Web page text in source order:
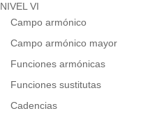
NIVEL VI
Campo armónico
Campo armónico mayor
Funciones armónicas
Funciones sustitutas
Cadencias